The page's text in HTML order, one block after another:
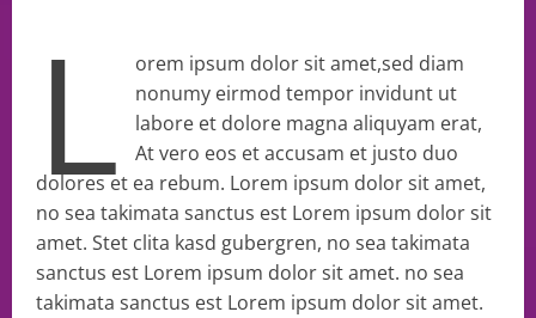
L
orem ipsum dolor sit amet,sed diam
nonumy eirmod tempor invidunt ut
labore et dolore magna aliquyam erat,
At vero eos et accusam et justo duo
dolores et ea rebum. Lorem ipsum dolor sit amet,
no sea takimata sanctus est Lorem ipsum dolor sit
amet. Stet clita kasd gubergren, no sea takimata
sanctus est Lorem ipsum dolor sit amet. no sea
takimata sanctus est Lorem ipsum dolor sit amet.